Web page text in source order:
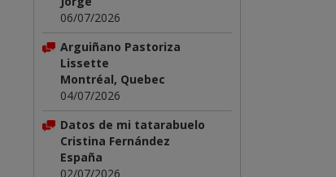
06/07/2026
Arguiñano Pastoriza
Lissette
Montréal, Quebec
04/07/2026
Datos de mi tatarabuelo
Cristina Fernández
España
02/07/2026